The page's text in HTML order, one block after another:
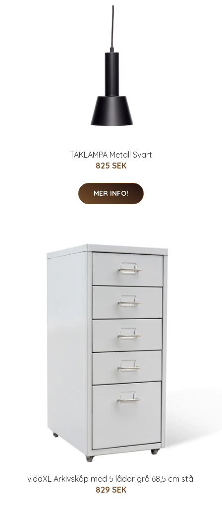
TAKLAMPA Metall Svart
825 SEK
MER INFO!
vidaXL Arkivskåp med 5 lådor grå 68,5 cm stål
829 SEK